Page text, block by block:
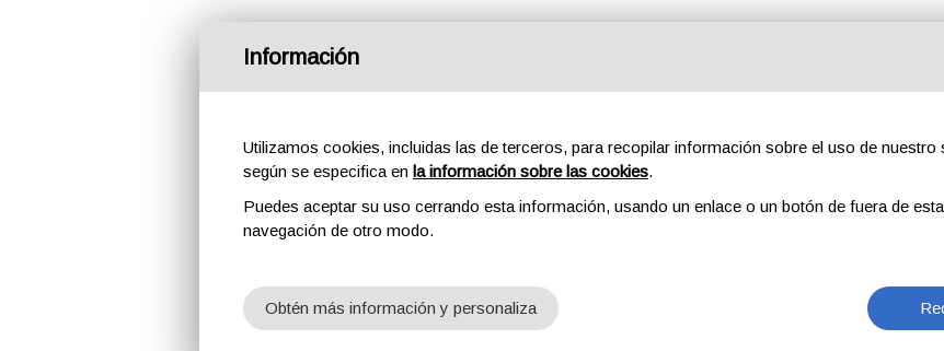
Información
Utilizamos cookies, incluidas las de terceros, para recopilar información sobre el uso de nuestro
según se especifica en la información sobre las cookies.
Puedes aceptar su uso cerrando esta información, usando un enlace o un botón de fuera de
navegación de otro modo.
Obtén más información y personaliza